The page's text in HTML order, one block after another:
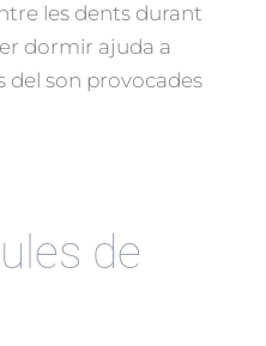
les dents durant
dormir ajuda a
del son provocades
de